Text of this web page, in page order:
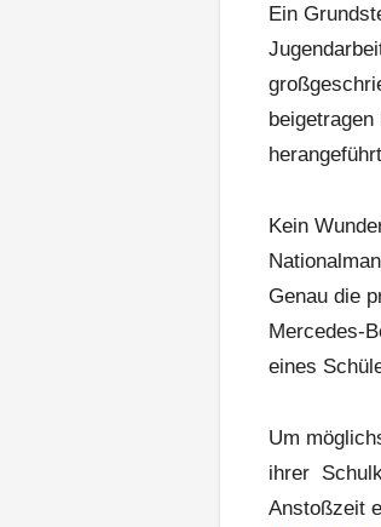
Ein
Kein
Genau die
Mercedes-
eines
Um
ihrer
Anstoßzeit